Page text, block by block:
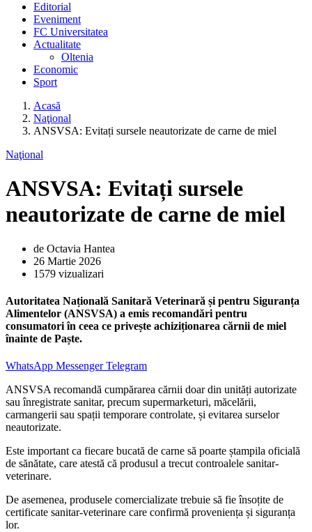
Editorial
Eveniment
FC Universitatea
Actualitate
Oltenia
Economic
Sport
Acasă
Naţional
ANSVSA: Evitați sursele neautorizate de carne de miel
Naţional
ANSVSA: Evitați sursele
neautorizate de carne de miel
de Octavia Hantea
26 Martie 2026
1579 vizualizari
Autoritatea Națională Sanitară Veterinară și pentru Siguranța
Alimentelor (ANSVSA) a emis recomandări pentru
consumatori în ceea ce privește achiziționarea cărnii de miel
înainte de Paște.
WhatsApp MessengerTelegram
ANSVSA recomandă cumpărarea cărnii doar din unități autorizate
sau înregistrate sanitar, precum supermarketuri, măcelării,
carmangerii sau spații temporare controlate, și evitarea surselor
neautorizate.
Este important ca fiecare bucată de carne să poarte ștampila oficială
de sănătate, care atestă că produsul a trecut controalele sanitar-
veterinare.
De asemenea, produsele comercializate trebuie să fie însoțite de
certificate sanitar-veterinare care confirmă proveniența și siguranța
lor.